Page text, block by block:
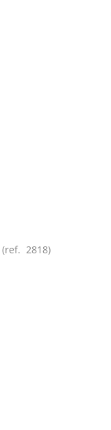
(ref. 2818)